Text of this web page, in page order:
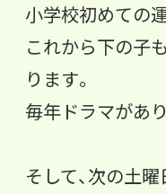
小学校初めての
これから下の子
ります。
毎年ドラマがあ
そして、次の土